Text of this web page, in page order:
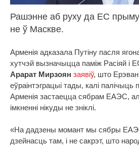
Рашэнне аб руху да ЕС
не ў Маскве.
Арменія адказала Путіну пасля
хутчэй вызначыцца паміж Расіяй і
Арарат Мирзоян заявіў, што
еўраінтэграцыі тады, калі
Арменія застаецца сябрам ЕАЭС,
імкненні нікуды не зніклі.
«На дадзены момант мы сябры
дзейнасць там, і не сакрэт, што